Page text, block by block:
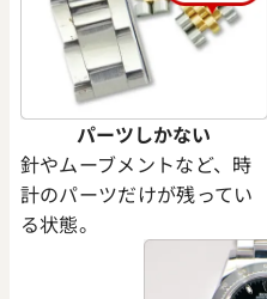
パーツしかない
針やムーブメントなど、時
計のパーツだけが残ってい
る状態。